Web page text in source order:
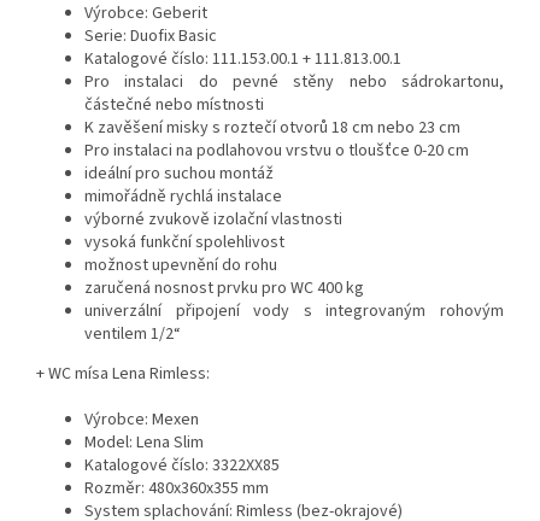
Výrobce: Geberit
Serie: Duofix Basic
Katalogové číslo: 111.153.00.1 + 111.813.00.1
Pro instalaci do pevné stěny nebo sádrokartonu,
částečné nebo místnosti
K zavěšení misky s roztečí otvorů 18 cm nebo 23 cm
Pro instalaci na podlahovou vrstvu o tloušťce 0-20 cm
ideální pro suchou montáž
mimořádně rychlá instalace
výborné zvukově izolační vlastnosti
vysoká funkční spolehlivost
možnost upevnění do rohu
zaručená nosnost prvku pro WC 400 kg
univerzální připojení vody s integrovaným rohovým
ventilem 1/2“
+ WC mísa Lena Rimless:
Výrobce: Mexen
Model: Lena Slim
Katalogové číslo: 3322XX85
Rozměr: 480x360x355 mm
System splachování: Rimless (bez-okrajové)